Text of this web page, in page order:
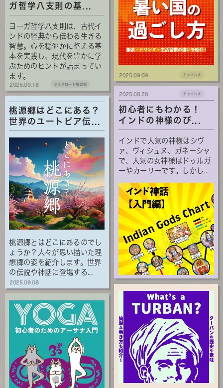
ガ哲学八支則の基...
ヨーガ哲学八支則は、古代イ
ンドの経典から伝わる生きる
智慧。心を穏やかに整える基
本を実践し、現代を豊かに学
ぶためのヒントが詰まってい
ます。
2025.09.18 シルクロード舞踏館
2025.09.09 チャイハネ
桃源郷はどこにある？
世界のユートピア伝...
桃源郷とはどこにあるのでし
ょうか？人々が思い描いた理
想郷の姿を紹介します。世界
の伝説や神話に登場する...
2025.09.08
初心者にもわかる！
インドの神様のび...
インドで人気の神様はシヴ
ァ、ヴィシュヌ、ガネーシャ
で、人気の女神様はドゥルガ
ーやカーリーです。しかし...
2025.08.28 チャイハネ